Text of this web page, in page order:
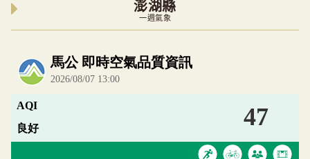
澎湖縣
一週氣象
內嵌空氣品質小工具為視覺預覽，完整即時空